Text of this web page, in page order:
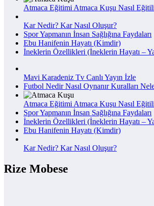
Atmaca Eğitimi Atmaca Kuşu Nasıl
Kar Nedir? Kar Nasıl Oluşur?
Spor Yapmanın İnsan Sağlığına Faydaları
Ebu Hanifenin Hayatı (Kimdir)
İneklerin Özellikleri (İneklerin Hayatı –
Mavi Karadeniz Tv Canlı Yayın İzle
Futbol Nedir Nasıl Oynanır Kuralları
Atmaca Eğitimi Atmaca Kuşu Nasıl
Spor Yapmanın İnsan Sağlığına Faydaları
İneklerin Özellikleri (İneklerin Hayatı –
Ebu Hanifenin Hayatı (Kimdir)
Kar Nedir? Kar Nasıl Oluşur?
Rize Mobese